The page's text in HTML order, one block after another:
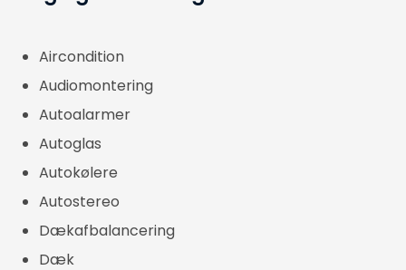
Aircondition
​Audiomontering
Autoalarmer
Autoglas
Autokølere
Autostereo
Dækafbalancering​
Dæk​